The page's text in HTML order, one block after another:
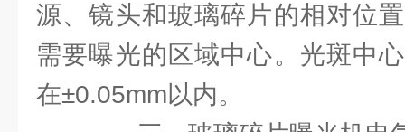
源、镜头和玻璃碎片的相对位
需要曝光的区域中心。光斑中
在±0.05mm以内。